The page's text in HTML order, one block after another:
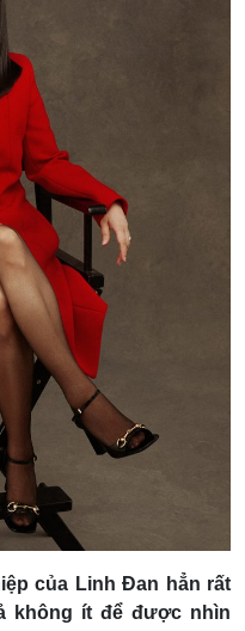
của Linh Đan hẳn rất
không ít để được nhìn